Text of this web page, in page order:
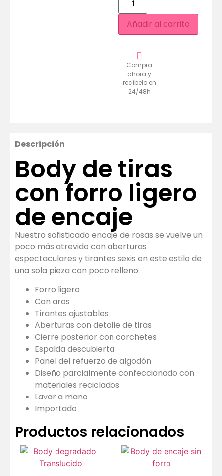
Añadir al carrito
Compra
ahora y
recíbelo en
24/48h
Descripción
Body de tiras
con forro ligero
de encaje
Nuestro sofisticado encaje de rosas se vuelve un
poco más atrevido con aberturas
espectaculares y tirantes sexis en este estilo de
una sola pieza con poco relleno.
Forro ligero
Con aros
Tirantes ajustables
Aberturas con detalle de tiras
Cierre posterior con corchetes
Espalda descubierta
Panel del refuerzo de algodón
Diseño parcialmente confeccionado con
materiales reciclados
Lavar a mano
Importado
Productos relacionados